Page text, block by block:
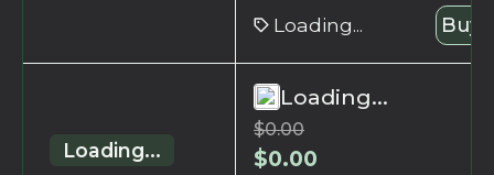
Loading... Buy
Loading...
Loading...
$0.00
$0.00